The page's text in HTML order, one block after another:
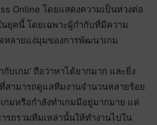
Online โดยแสดงความเป็นห่วงต่อ
ยุคนี้ โดยเฉพาะผู้กำกับที่มีความ
หลายแง่มุมของการพัฒนาเกม
บเกม’ ถือว่าหาได้ยากมาก และยิ่ง
สามารถดูแลทีมงานจำนวนหลายร้อย
มหรือกำลังทำเกมมีอยู่มากมาย แต่
ถรวมทีมเหล่านั้นให้ทำงานไปใน